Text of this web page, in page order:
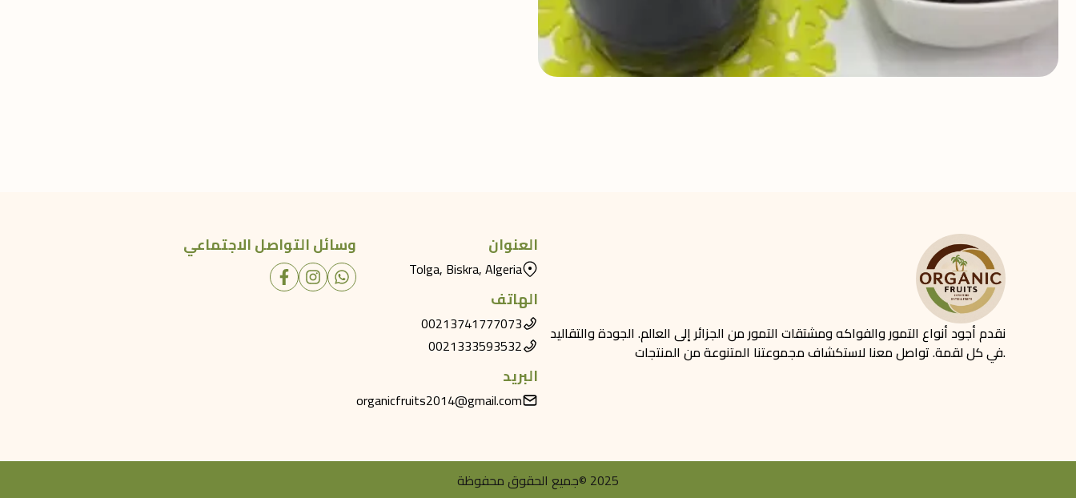
نقدم أجود أنواع التمور والفواكه ومشتقات التمور من الجزائر إلى العالم. الجودة والتقاليد
في كل لقمة. تواصل معنا لاستكشاف مجموعتنا المتنوعة من المنتجات.
العنوان
Tolga, Biskra, Algeria
الهاتف
00213741777073
0021333593532
البريد
organicfruits2014@gmail.com
وسائل التواصل الاجتماعي
© 2025جميع الحقوق محفوظة